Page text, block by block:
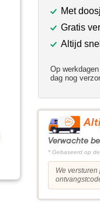
Met
Gratis
Altijd
Op werkdagen
dag nog
Verwachte
* Gebaseerd op
We